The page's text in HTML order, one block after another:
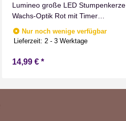
Lumineo große LED Stumpenkerze
Wachs-Optik Rot mit Timer
Flammen Effect für Drinnen
Warmweiß 19 cm hoch
Nur noch wenige verfügbar
Lieferzeit: 2 - 3 Werktage
14,99 € *